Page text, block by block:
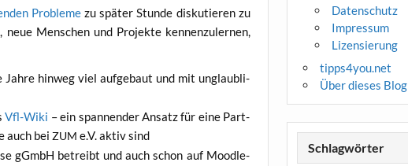
Pro­ble­me zu spä­ter Stun­de dis­ku­tie­ren zu
Men­schen und Pro­jek­te ken­nen­zu­ler­nen,
Jah­re hin­weg viel auf­ge­baut und mit unglaub­li­
Vfl-Wiki – ein span­nen­der Ansatz für eine Part­
auch bei ZUM e.V. aktiv sind
gGmbH betreibt und auch schon auf Mood­le­
Datenschutz
Impressum
Lizensierung
tipps4you.net
Über dieses Blog
Schlagwörter